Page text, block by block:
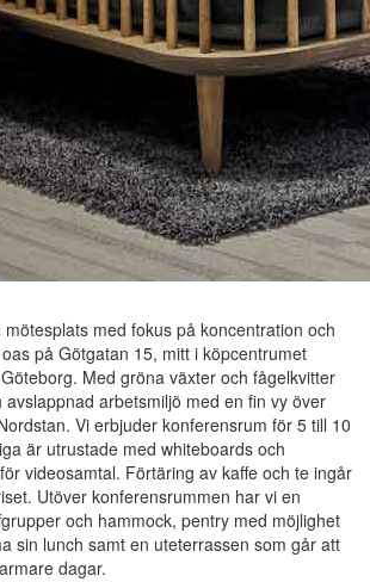
med fokus på koncentration och
på Götgatan 15, mitt i köpcentrumet
Med gröna växter och fågelkvitter
arbetsmiljö med en fin vy över
Vi erbjuder konferensrum för 5 till 10
är utrustade med whiteboards och
videosamtal. Förtäring av kaffe och te ingår
Utöver konferensrummen har vi en
och hammock, pentry med möjlighet
sin lunch samt en uteterrassen som går att
dagar.